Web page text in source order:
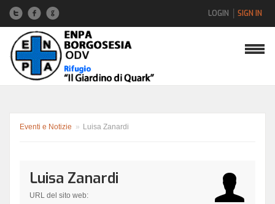
LOGIN SIGN IN
Eventi e Notizie » Luisa Zanardi
Luisa Zanardi
URL del sito web:
Nome utente
Hai dimenticato la password?
Hai dimenticato il nome utente?